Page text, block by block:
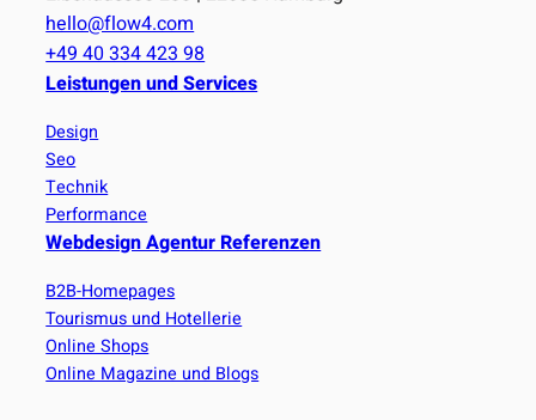
hello@flow4.com
+49 40 334 423 98
Leistungen und Services
Design
Seo
Technik
Performance
Webdesign Agentur Referenzen
B2B-Homepages
Tourismus und Hotellerie
Online Shops
Online Magazine und Blogs